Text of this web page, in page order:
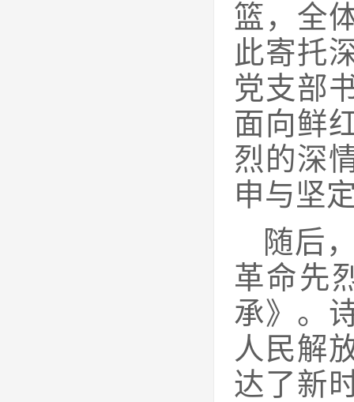
篮，全
此寄托
党支部
面向鲜
烈的深
申与坚
随后
革命先
承》。
人民解
达了新